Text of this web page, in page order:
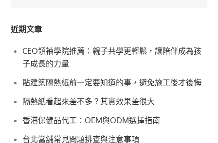
近期文章
CEO領袖學院推薦：親子共學更輕鬆，讓陪伴成為孩
子成長的力量
貼建築隔熱紙前一定要知道的事，避免施工後才後悔
隔熱紙看起來差不多？其實效果差很大
香港保健品代工：OEM與ODM選擇指南
台北當舖常見問題排查與注意事項